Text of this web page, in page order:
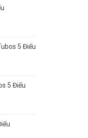
5 Điếu
5 Điếu